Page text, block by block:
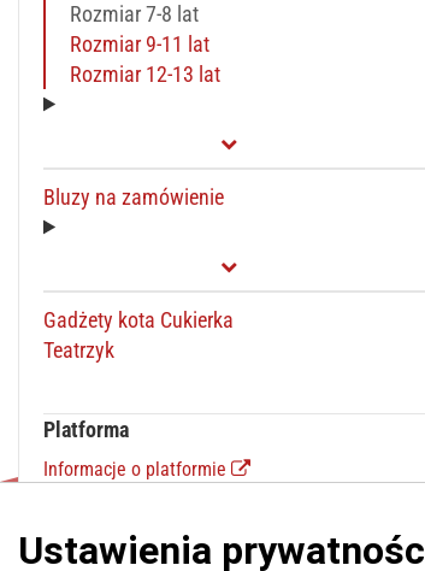
Rozmiar 7-8 lat
Rozmiar 9-11 lat
Rozmiar 12-13 lat
Bluzy na zamówienie
Gadżety kota Cukierka
Teatrzyk
Platforma
Informacje o platformie
Polityka prywatności platformy